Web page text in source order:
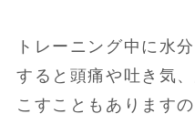
トレーニング中に水
すると頭痛や吐き気
こすこともあります